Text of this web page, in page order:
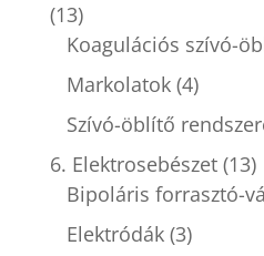
(13)
Koagulációs szívó-
Markolatok (4)
Szívó-öblítő
6. Elektrosebészet (13)
Bipoláris forrasztó-
Elektródák (3)